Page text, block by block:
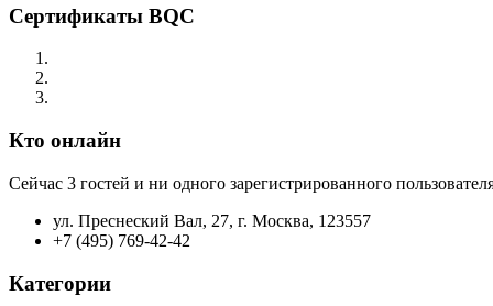
Сертификаты BQC
Кто онлайн
Сейчас 3 гостей и ни одного зарегистрированного
ул. Преснеский Вал, 27, г. Москва, 123557
+7 (495) 769-42-42
Категории